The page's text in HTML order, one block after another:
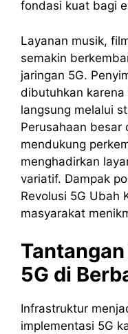
fondasi kuat bagi
Layanan musik,
semakin
jaringan 5G.
dibutuhkan
langsung melalui
Perusahaan besar
mendukung
menghadirkan
variatif. Dampak
Revolusi 5G Ubah
masyarakat
5G di
Infrastruktur
implementasi 5G